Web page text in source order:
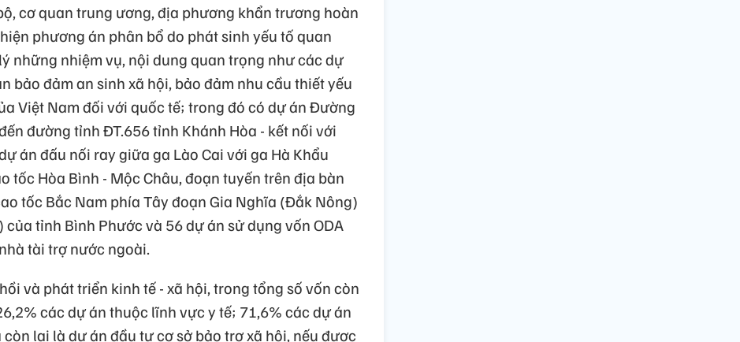
cơ quan trung ương, địa phương khẩn trương hoàn
phương án phân bổ do phát sinh yếu tố quan
những nhiệm vụ, nội dung quan trọng như các dự
bảo đảm an sinh xã hội, bảo đảm nhu cầu thiết yếu
Việt Nam đối với quốc tế; trong đó có dự án Đường
đường tỉnh ĐT.656 tỉnh Khánh Hòa - kết nối với
án đấu nối ray giữa ga Lào Cai với ga Hà Khẩu
tốc Hòa Bình - Mộc Châu, đoạn tuyến trên địa bàn
tốc Bắc Nam phía Tây đoạn Gia Nghĩa (Đắk Nông)
tỉnh Bình Phước và 56 dự án sử dụng vốn ODA
tài trợ nước ngoài.
và phát triển kinh tế - xã hội, trong tổng số vốn còn
các dự án thuộc lĩnh vực y tế; 71,6% các dự án
lại là dự án đầu tư cơ sở bảo trợ xã hội, nếu được